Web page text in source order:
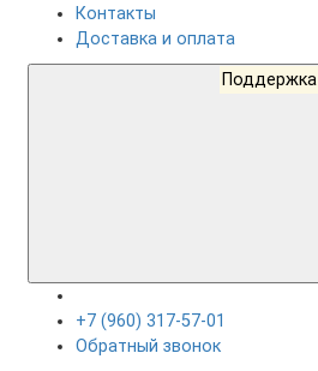
Контакты
Доставка и оплата
Поддержка
+7 (960) 317-57-01
Обратный звонок